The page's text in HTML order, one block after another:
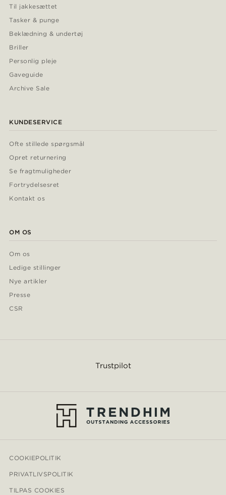
Til jakkesættet
Tasker & punge
Beklædning & undertøj
Briller
Personlig pleje
Gaveguide
Archive Sale
KUNDESERVICE
Ofte stillede spørgsmål
Opret returnering
Se fragtmuligheder
Fortrydelsesret
Kontakt os
OM OS
Om os
Ledige stillinger
Nye artikler
Presse
CSR
Trustpilot
COOKIEPOLITIK
PRIVATLIVSPOLITIK
TILPAS COOKIES